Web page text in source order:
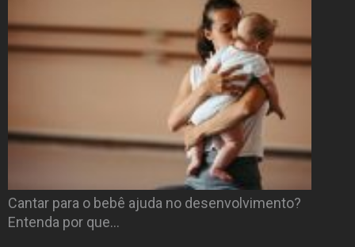
Cantar para o bebê ajuda no desenvolvimento?
Entenda por que…